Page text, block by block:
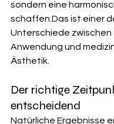
sondern eine
schaffen.Das ist einer
Unterschiede
Anwendung und
Ästhetik.
Der richtige
entscheidend
Natürliche Ergebnisse